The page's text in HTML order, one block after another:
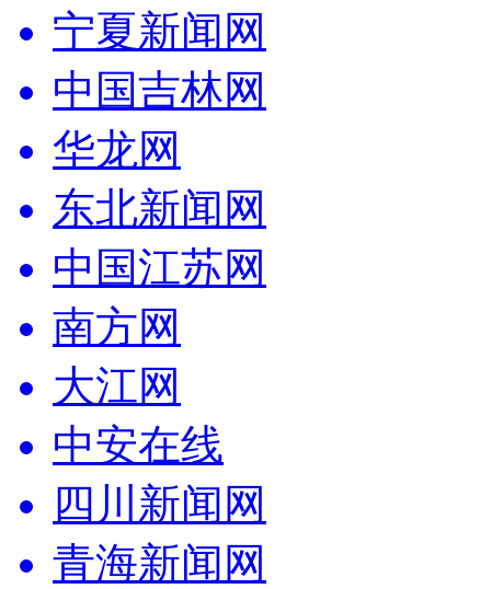
宁夏新闻网
中国吉林网
华龙网
东北新闻网
中国江苏网
南方网
大江网
中安在线
四川新闻网
青海新闻网